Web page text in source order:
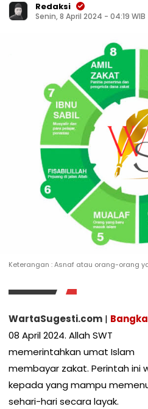
Redaksi
Senin, 8 April 2024 - 04:19 WIB
Keterangan : Asnaf atau orang-orang
WartaSugesti.com |
08 April 2024. Allah SWT
memerintahkan umat Islam
membayar zakat. Perintah ini
kepada yang mampu
sehari-hari secara layak.